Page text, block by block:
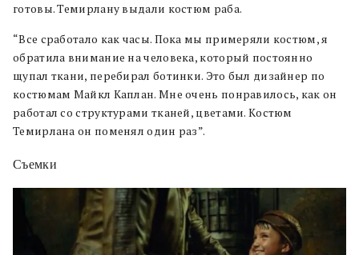
готовы. Темирлану выдали костюм раба.
“Все сработало как часы. Пока мы примеряли костюм, я
обратила внимание на человека, который постоянно
щупал ткани, перебирал ботинки. Это был дизайнер по
костюмам Майкл Каплан. Мне очень понравилось, как он
работал со структурами тканей, цветами. Костюм
Темирлана он поменял один раз”.
Съемки